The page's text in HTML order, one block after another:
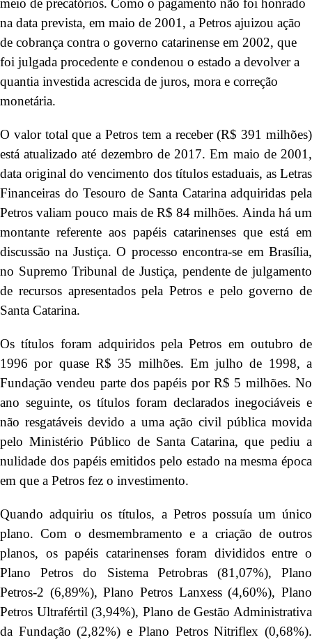
meio de precatórios. Como o pagamento não foi honrado
na data prevista, em maio de 2001, a Petros ajuizou ação
de cobrança contra o governo catarinense em 2002, que
foi julgada procedente e condenou o estado a devolver a
quantia investida acrescida de juros, mora e correção
monetária.
O valor total que a Petros tem a receber (R$ 391 milhões)
está atualizado até dezembro de 2017. Em maio de 2001,
data original do vencimento dos títulos estaduais, as Letras
Financeiras do Tesouro de Santa Catarina adquiridas pela
Petros valiam pouco mais de R$ 84 milhões. Ainda há um
montante referente aos papéis catarinenses que está em
discussão na Justiça. O processo encontra-se em Brasília,
no Supremo Tribunal de Justiça, pendente de julgamento
de recursos apresentados pela Petros e pelo governo de
Santa Catarina.
Os títulos foram adquiridos pela Petros em outubro de
1996 por quase R$ 35 milhões. Em julho de 1998, a
Fundação vendeu parte dos papéis por R$ 5 milhões. No
ano seguinte, os títulos foram declarados inegociáveis e
não resgatáveis devido a uma ação civil pública movida
pelo Ministério Público de Santa Catarina, que pediu a
nulidade dos papéis emitidos pelo estado na mesma época
em que a Petros fez o investimento.
Quando adquiriu os títulos, a Petros possuía um único
plano. Com o desmembramento e a criação de outros
planos, os papéis catarinenses foram divididos entre o
Plano Petros do Sistema Petrobras (81,07%), Plano
Petros-2 (6,89%), Plano Petros Lanxess (4,60%), Plano
Petros Ultrafértil (3,94%), Plano de Gestão Administrativa
da Fundação (2,82%) e Plano Petros Nitriflex (0,68%).